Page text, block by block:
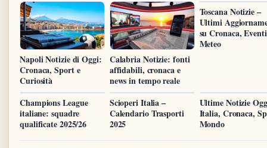
Napoli Notizie di Oggi:
Cronaca, Sport e
Curiosità
Calabria Notizie: fonti
affidabili, cronaca e
news in tempo reale
Toscana Notizie –
Ultimi
su Cronaca,
Meteo
Champions League
italiane: squadre
qualificate 2025/26
Scioperi Italia –
Calendario Trasporti
2025
Ultime Notizie
Italia, Cronaca,
Mondo